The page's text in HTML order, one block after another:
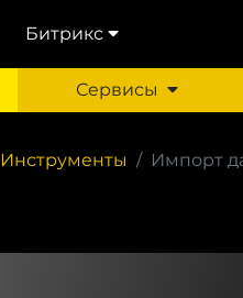
Битрикс
Сервисы
Инструменты Импорт